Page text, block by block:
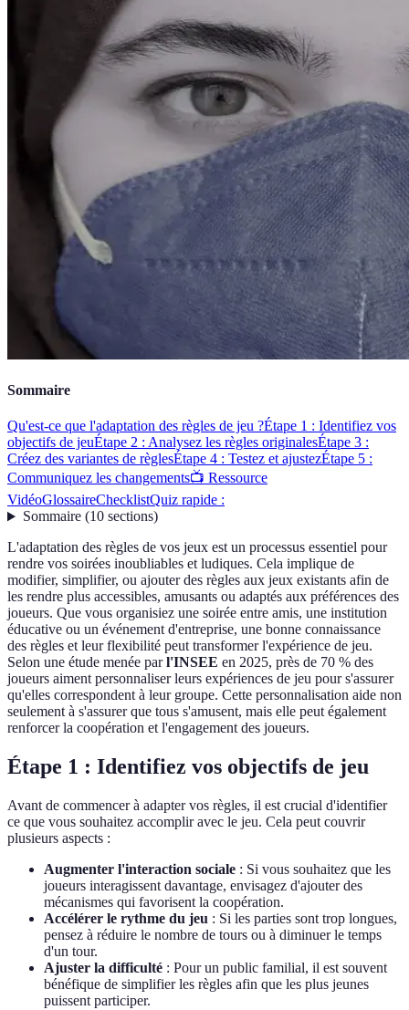
Sommaire
Qu'est-ce que l'adaptation des règles de jeu ?Étape 1 : Identifiez vos
objectifs de jeuÉtape 2 : Analysez les règles originalesÉtape 3 :
Créez des variantes de règlesÉtape 4 : Testez et ajustezÉtape 5 :
Communiquez les changements📺 Ressource
VidéoGlossaireChecklistQuiz rapide :
Sommaire(10 sections)
L'adaptation des règles de vos jeux est un processus essentiel pour
rendre vos soirées inoubliables et ludiques. Cela implique de
modifier, simplifier, ou ajouter des règles aux jeux existants afin de
les rendre plus accessibles, amusants ou adaptés aux préférences des
joueurs. Que vous organisiez une soirée entre amis, une institution
éducative ou un événement d'entreprise, une bonne connaissance
des règles et leur flexibilité peut transformer l'expérience de jeu.
Selon une étude menée parl'INSEE en 2025, près de 70 % des
joueurs aiment personnaliser leurs expériences de jeu pour s'assurer
qu'elles correspondent à leur groupe. Cette personnalisation aide non
seulement à s'assurer que tous s'amusent, mais elle peut également
renforcer la coopération et l'engagement des joueurs.
Étape 1 : Identifiez vos objectifs de jeu
Avant de commencer à adapter vos règles, il est crucial d'identifier
ce que vous souhaitez accomplir avec le jeu. Cela peut couvrir
plusieurs aspects :
Augmenter l'interaction sociale : Si vous souhaitez que les
joueurs interagissent davantage, envisagez d'ajouter des
mécanismes qui favorisent la coopération.
Accélérer le rythme du jeu : Si les parties sont trop longues,
pensez à réduire le nombre de tours ou à diminuer le temps
d'un tour.
Ajuster la difficulté : Pour un public familial, il est souvent
bénéfique de simplifier les règles afin que les plus jeunes
puissent participer.